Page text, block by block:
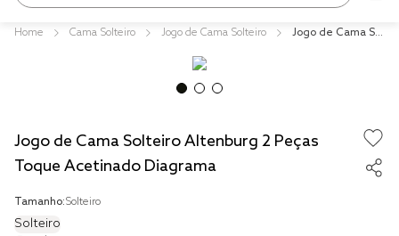
Cama Solteiro Jogo de Cama Solteiro
Jogo de Cama Sol
Jogo de Cama Solteiro Altenburg 2 Peças
Toque Acetinado Diagrama
Tamanho:Solteiro
Solteiro
edredom
jogos cama
travesseiro